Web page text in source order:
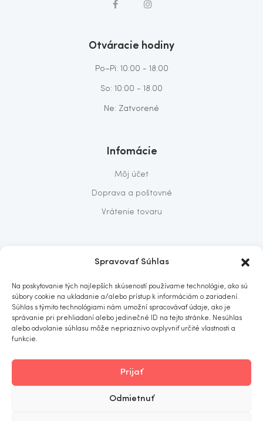
Spravovať Súhlas
Na poskytovanie tých najlepších skúseností používame technológie, ako sú
súbory cookie na ukladanie a/alebo prístup k informáciám o zariadení.
Súhlas s týmito technológiami nám umožní spracovávať údaje, ako je
správanie pri prehliadaní alebo jedinečné ID na tejto stránke. Nesúhlas
alebo odvolanie súhlasu môže nepriaznivo ovplyvniť určité vlastnosti a
funkcie.
Prijať
Odmietnuť
Otváracie hodiny
Po–Pi: 10:00 - 18:00
So: 10:00 - 18.00
Ne: Zatvorené
Infomácie
Môj účet
Doprava a poštovné
Vrátenie tovaru
Predajňa
Kontakt
ITOMNIA . All rights reserved.